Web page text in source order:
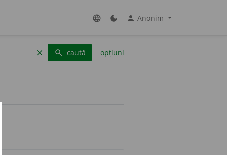
language dark_mode person Anonim
clear search caută opțiuni